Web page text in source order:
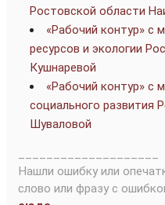
Ростовской области
«Рабочий контур» с
ресурсов и экологии
Кушнаревой
«Рабочий контур» с
социального развития
Шуваловой
Нашли ошибку или
слово или фразу с